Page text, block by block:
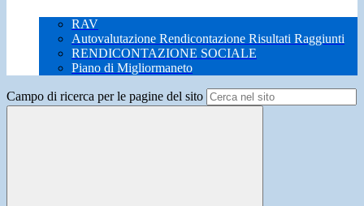
RAV
Autovalutazione Rendicontazione Risultati Raggiunti
RENDICONTAZIONE SOCIALE
Piano di Migliormaneto
Campo di ricerca per le pagine del sito